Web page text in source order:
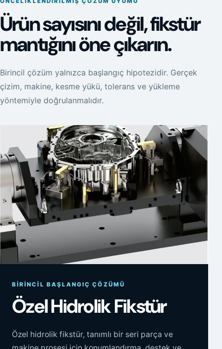
Ürün sayısını değil, fikstür
mantığını öne çıkarın.
Birincil çözüm yalnızca başlangıç hipotezidir. Gerçek
çizim, makine, kesme yükü, tolerans ve yükleme
yöntemiyle doğrulanmalıdır.
BIRINCIL BAŞLANGIÇ ÇÖZÜMÜ
Özel Hidrolik Fikstür
Özel hidrolik fikstür, tanımlı bir seri parça ve